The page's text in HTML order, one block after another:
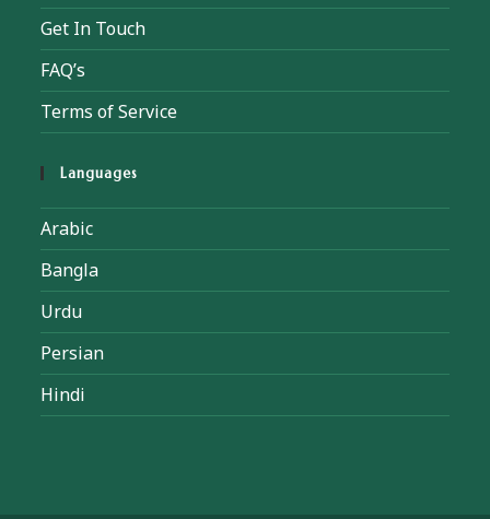
Get In Touch
FAQ’s
Terms of Service
Languages
Arabic
Bangla
Urdu
Persian
Hindi